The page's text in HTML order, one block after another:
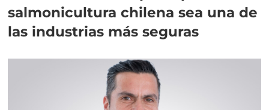
salmonicultura chilena sea una de
las industrias más seguras